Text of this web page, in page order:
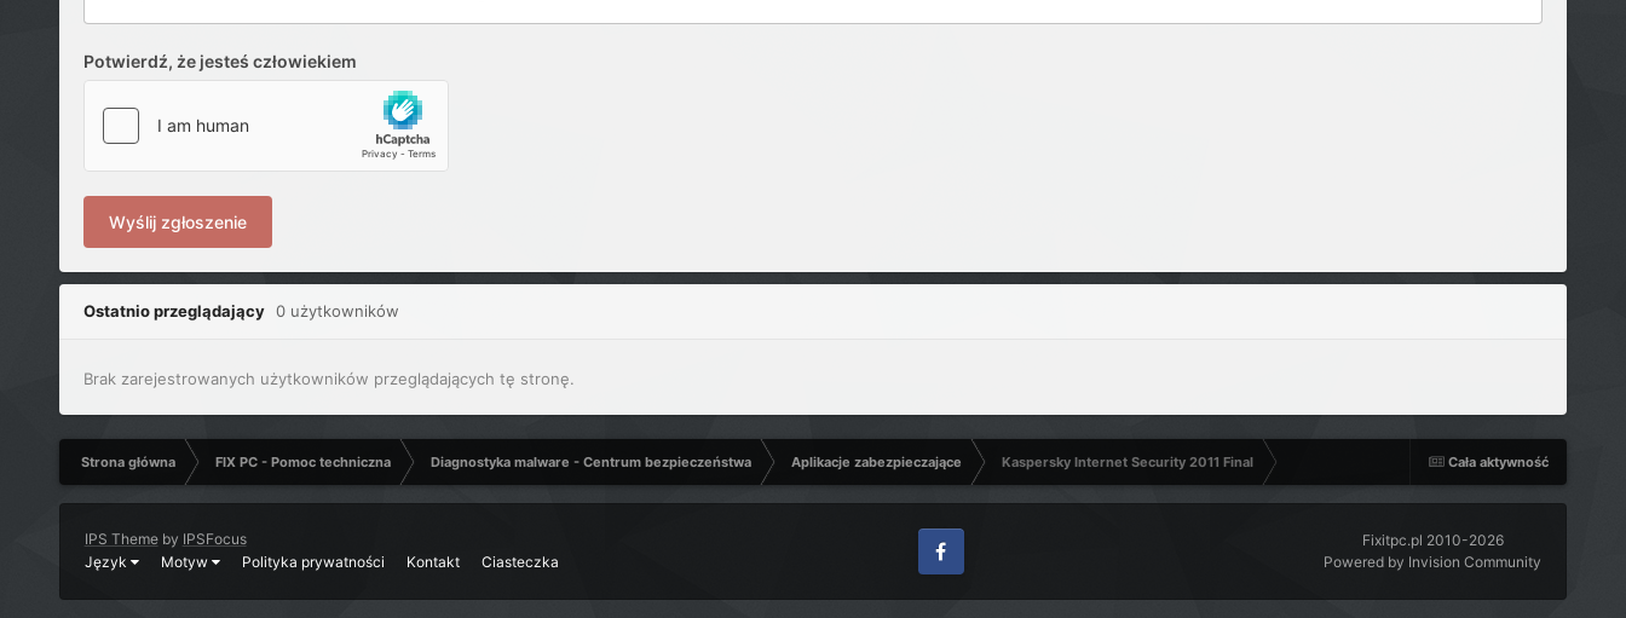
Potwierdź, że jesteś człowiekiem
Wyślij zgłoszenie
Ostatnio przeglądający 0 użytkowników
Brak zarejestrowanych użytkowników przeglądających tę stronę.
Cała aktywność
Strona główna FIX PC - Pomoc techniczna Diagnostyka malware - Centrum bezpieczeństwa Aplikacje zabezpieczające Kaspersky Internet Security 2011 Final
IPS Themeby IPSFocus
Język
Motyw Polityka prywatności Kontakt Ciasteczka
Facebook
Fixitpc.pl 2010-2026
Powered by Invision Community